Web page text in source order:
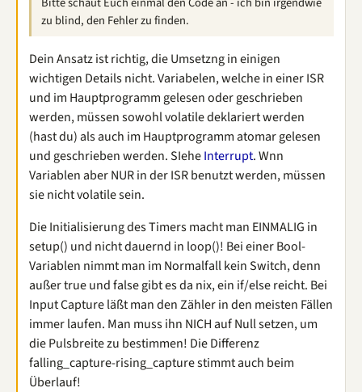
zu blind, den Fehler zu finden.
Dein Ansatz ist richtig, die Umsetzng in einigen
wichtigen Details nicht. Variabelen, welche in einer ISR
und im Hauptprogramm gelesen oder geschrieben
werden, müssen sowohl volatile deklariert werden
(hast du) als auch im Hauptprogramm atomar gelesen
und geschrieben werden. SIeheInterrupt. Wnn
Variablen aber NUR in der ISR benutzt werden, müssen
sie nicht volatile sein.
Die Initialisierung des Timers macht man EINMALIG in
setup() und nicht dauernd in loop()! Bei einer Bool-
Variablen nimmt man im Normalfall kein Switch, denn
außer true und false gibt es da nix, ein if/else reicht. Bei
Input Capture läßt man den Zähler in den meisten Fällen
immer laufen. Man muss ihn NICH auf Null setzen, um
die Pulsbreite zu bestimmen! Die Differenz
falling_capture-rising_capture stimmt auch beim
Überlauf!